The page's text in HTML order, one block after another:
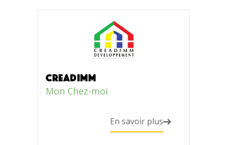
CREADIMM
Mon Chez-moi
En savoir plus